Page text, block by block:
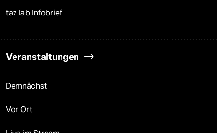
taz lab Infobrief
Veranstaltungen
Demnächst
Vor Ort